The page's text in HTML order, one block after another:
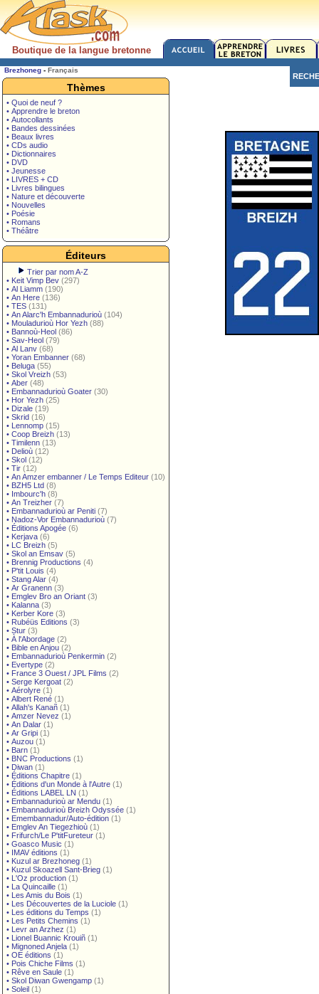
Boutique de la langue bretonne
Brezhoneg - Français
Thèmes
• Quoi de neuf ?
• Apprendre le breton
• Autocollants
• Bandes dessinées
• Beaux livres
• CDs audio
• Dictionnaires
• DVD
• Jeunesse
• LIVRES + CD
• Livres bilingues
• Nature et découverte
• Nouvelles
• Poésie
• Romans
• Théâtre
Éditeurs
Trier par nom A-Z
• Keit Vimp Bev (297)
• Al Liamm (190)
• An Here (136)
• TES (131)
• An Alarc'h Embannadurioù (104)
• Mouladurioù Hor Yezh (88)
• Bannoù-Heol (86)
• Sav-Heol (79)
• Al Lanv (68)
• Yoran Embanner (68)
• Beluga (55)
• Skol Vreizh (53)
• Aber (48)
• Embannadurioù Goater (30)
• Hor Yezh (25)
• Dizale (19)
• Skrid (16)
• Lennomp (15)
• Coop Breizh (13)
• Timilenn (13)
• Delioù (12)
• Skol (12)
• Tir (12)
• An Amzer embanner / Le Temps Editeur (10)
• BZH5 Ltd (8)
• Imbourc'h (8)
• An Treizher (7)
• Embannadurioù ar Peniti (7)
• Nadoz-Vor Embannadurioù (7)
• Éditions Apogée (6)
• Kerjava (6)
• LC Breizh (5)
• Skol an Emsav (5)
• Brennig Productions (4)
• P'tit Louis (4)
• Stang Alar (4)
• Ar Granenn (3)
• Emglev Bro an Oriant (3)
• Kalanna (3)
• Kerber Kore (3)
• Rubéüs Editions (3)
• Stur (3)
• À l'Abordage (2)
• Bible en Anjou (2)
• Embannadurioù Penkermin (2)
• Evertype (2)
• France 3 Ouest / JPL Films (2)
• Serge Kergoat (2)
• Aérolyre (1)
• Albert René (1)
• Allah's Kanañ (1)
• Amzer Nevez (1)
• An Dalar (1)
• Ar Gripi (1)
• Auzou (1)
• Barn (1)
• BNC Productions (1)
• Diwan (1)
• Éditions Chapitre (1)
• Éditions d'un Monde à l'Autre (1)
• Éditions LABEL LN (1)
• Embannadurioù ar Mendu (1)
• Embannadurioù Breizh Odyssée (1)
• Emembannadur/Auto-édition (1)
• Emglev An Tiegezhioù (1)
• Frifurch/Le P'titFureteur (1)
• Goasco Music (1)
• IMAV éditions (1)
• Kuzul ar Brezhoneg (1)
• Kuzul Skoazell Sant-Brieg (1)
• L'Oz production (1)
• La Quincaille (1)
• Les Amis du Bois (1)
• Les Découvertes de la Luciole (1)
• Les éditions du Temps (1)
• Les Petits Chemins (1)
• Levr an Arzhez (1)
• Lionel Buannic Krouiñ (1)
• Mignoned Anjela (1)
• OE éditions (1)
• Pois Chiche Films (1)
• Rêve en Saule (1)
• Skol Diwan Gwengamp (1)
• Soleil (1)